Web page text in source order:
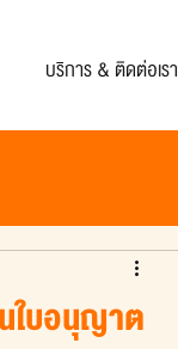
บริการ & ติดต่อเรา
ใบอนุญาต